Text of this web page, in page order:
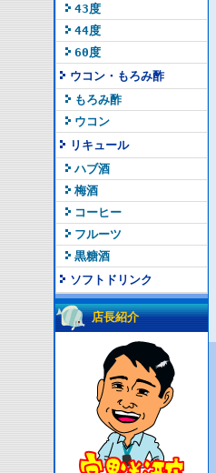
43度
44度
60度
ウコン・もろみ酢
もろみ酢
ウコン
リキュール
ハブ酒
梅酒
コーヒー
フルーツ
黒糖酒
ソフトドリンク
店長紹介